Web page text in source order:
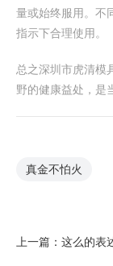
量或始终服用。不
指示下合理使用。
总之深圳市虎清模
野的健康益处，是
真金不怕火
上一篇： 这么的表